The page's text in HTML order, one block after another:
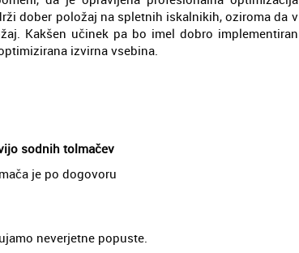
dober položaj na spletnih iskalnikih, oziroma da v
Kakšen učinek pa bo imel dobro implementiran
izvirna vsebina.
sodnih tolmačev
je po dogovoru
neverjetne popuste.